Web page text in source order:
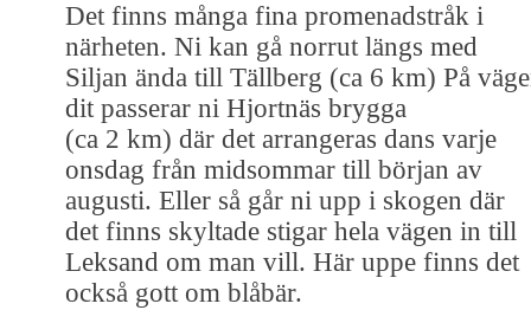
Det finns många fina promenadstråk i
närheten. Ni kan gå norrut längs med
Siljan ända till Tällberg (ca 6 km) På
dit passerar ni Hjortnäs brygga
(ca 2 km) där det arrangeras dans varje
onsdag från midsommar till början av
augusti. Eller så går ni upp i skogen där
det finns skyltade stigar hela vägen in till
Leksand om man vill. Här uppe finns det
också gott om blåbär.